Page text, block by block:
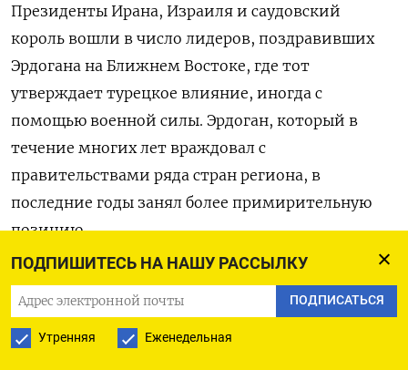
ПОДПИШИТЕСЬ НА НАШУ РАССЫЛКУ
ПОДПИСАТЬСЯ
Утренняя Еженедельная
Президенты Ирана, Израиля и саудовский
король вошли в число лидеров, поздравивших
Эрдогана на Ближнем Востоке, где тот
утверждает турецкое влияние, иногда с
помощью военной силы. Эрдоган, который в
течение многих лет враждовал с
правительствами ряда стран региона, в
последние годы занял более примирительную
позицию.
стамбульского университета Билги, объяснил
успех Эрдогана верой его сторонников «в его